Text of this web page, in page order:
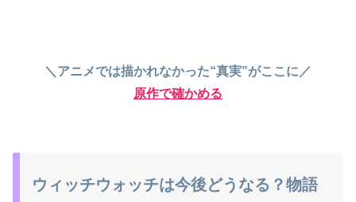
＼アニメでは描かれなかった“真実”がここに／
原作で確かめる
ウィッチウォッチは今後どうなる？物語